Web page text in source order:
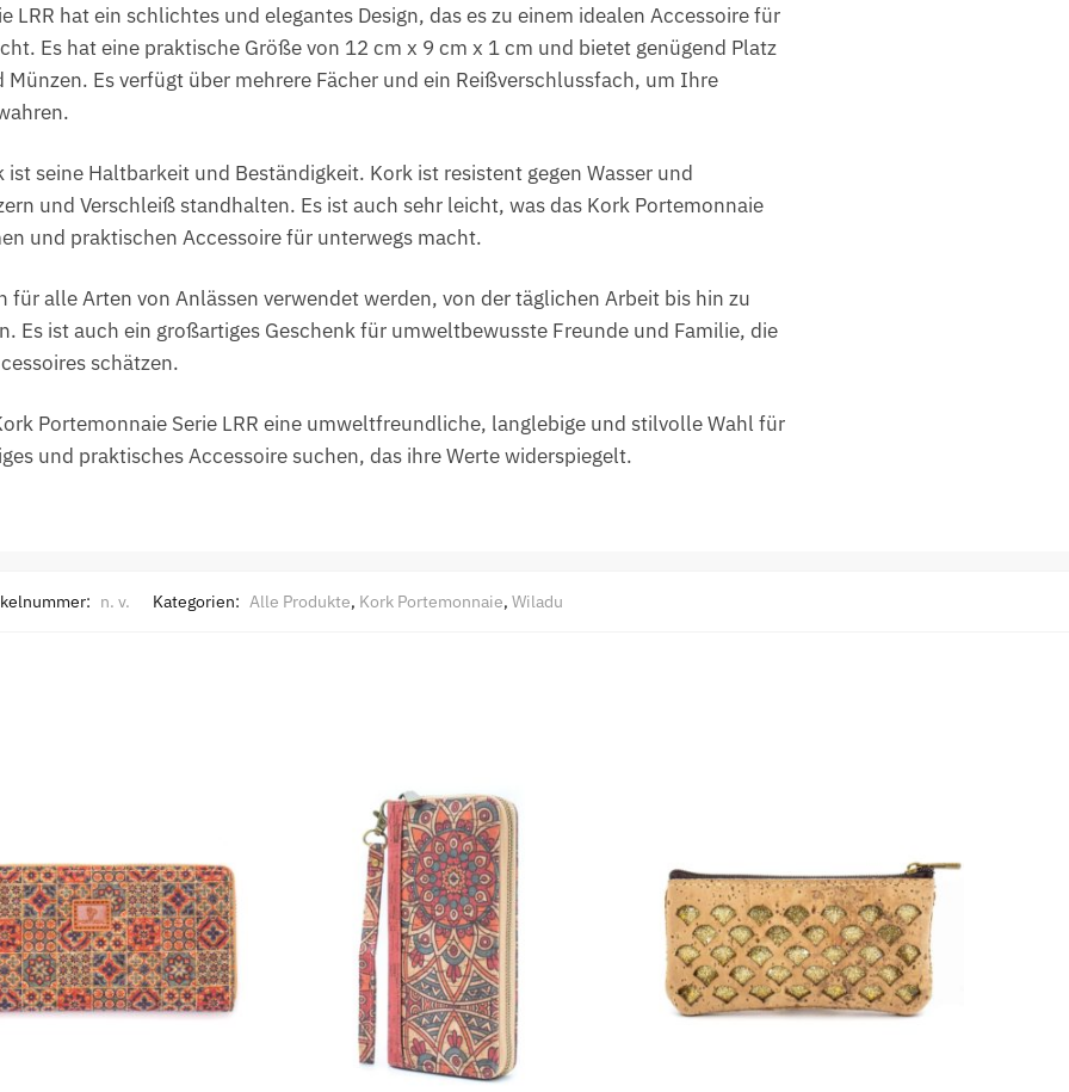
LRR hat ein schlichtes und elegantes Design, das es zu einem idealen Accessoire für
Es hat eine praktische Größe von 12 cm x 9 cm x 1 cm und bietet genügend Platz
Es verfügt über mehrere Fächer und ein Reißverschlussfach, um Ihre
seine Haltbarkeit und Beständigkeit. Kork ist resistent gegen Wasser und
und Verschleiß standhalten. Es ist auch sehr leicht, was das Kork Portemonnaie
und praktischen Accessoire für unterwegs macht.
für alle Arten von Anlässen verwendet werden, von der täglichen Arbeit bis hin zu
Es ist auch ein großartiges Geschenk für umweltbewusste Freunde und Familie, die
schätzen.
Portemonnaie Serie LRR eine umweltfreundliche, langlebige und stilvolle Wahl für
und praktisches Accessoire suchen, das ihre Werte widerspiegelt.
n. v. Kategorien: Alle Produkte, Kork Portemonnaie, Wiladu